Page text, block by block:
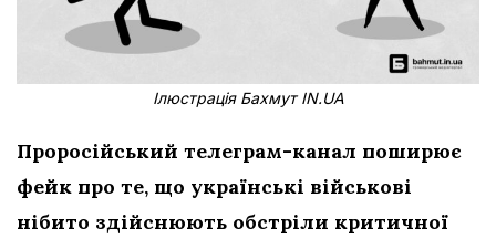
Ілюстрація Бахмут IN.UA
Проросійський телеграм-канал поширює
фейк про те, що українські військові
нібито здійснюють обстріли критичної